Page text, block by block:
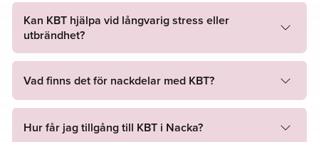
Våra terapeuter och psykologer är inte bara högt
kvalificerade, utan också djupt engagerade i varje klient.
De erbjuder en förstående, icke-dömande miljö där du kan
känna dig trygg.
Är du redo att ta det första steget mot bättre mental hälsa?
Boka en session med en av våra terapeuter direkt. Vi är här
för att göra din resa mot välbefinnande lättare och mer
Kan KBT hjälpa vid långvarig stress eller
utbrändhet?
Vad finns det för nackdelar med KBT?
Hur får jag tillgång till KBT i Nacka?